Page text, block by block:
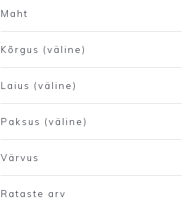
Maht
Kõrgus (väline)
Laius (väline)
Paksus (väline)
Värvus
Rataste arv